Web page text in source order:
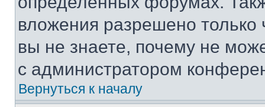
вложения разрешено
вы не знаете, почему не
с администратором
Вернуться к началу